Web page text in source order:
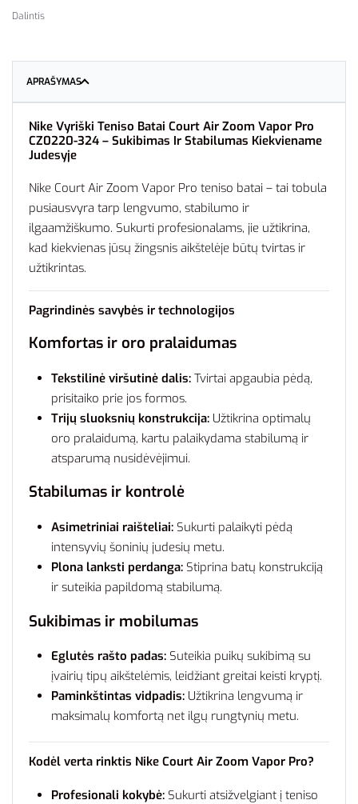
Dalintis
APRAŠYMAS
Nike Vyriški Teniso Batai Court Air Zoom Vapor Pro
CZ0220-324 – Sukibimas Ir Stabilumas Kiekviename
Judesyje
Nike Court Air Zoom Vapor Pro teniso batai – tai tobula
pusiausvyra tarp lengvumo, stabilumo ir
ilgaamžiškumo. Sukurti profesionalams, jie užtikrina,
kad kiekvienas jūsų žingsnis aikštelėje būtų tvirtas ir
užtikrintas.
Pagrindinės savybės ir technologijos
Komfortas ir oro pralaidumas
Tekstilinė viršutinė dalis: Tvirtai apgaubia pėdą,
prisitaiko prie jos formos.
Trijų sluoksnių konstrukcija: Užtikrina optimalų
oro pralaidumą, kartu palaikydama stabilumą ir
atsparumą nusidėvėjimui.
Stabilumas ir kontrolė
Asimetriniai raišteliai: Sukurti palaikyti pėdą
intensyvių šoninių judesių metu.
Plona lanksti perdanga: Stiprina batų konstrukciją
ir suteikia papildomą stabilumą.
Sukibimas ir mobilumas
Eglutės rašto padas: Suteikia puikų sukibimą su
įvairių tipų aikštelėmis, leidžiant greitai keisti kryptį.
Paminkštintas vidpadis: Užtikrina lengvumą ir
maksimalų komfortą net ilgų rungtynių metu.
Kodėl verta rinktis Nike Court Air Zoom Vapor Pro?
Profesionali kokybė: Sukurti atsižvelgiant į teniso